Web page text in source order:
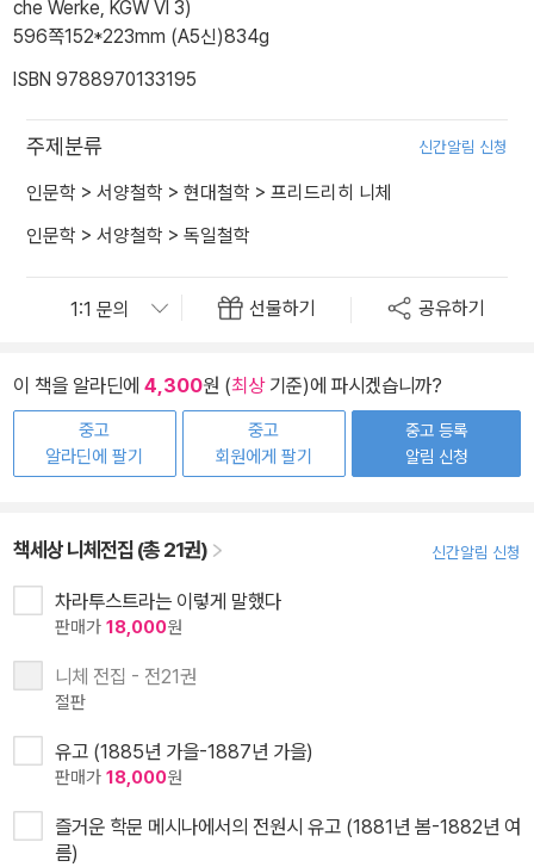
che Werke, KGW VI 3)
596쪽152*223mm (A5신)834g
ISBN 9788970133195
주제분류 신간알림 신청
인문학 > 서양철학 > 현대철학 > 프리드리히 니체
인문학 > 서양철학 > 독일철학
선물하기 공유하기
이 책을 알라딘에 4,300원 (최상기준)에 파시겠습니까?
중고
알라딘에 팔기
중고
회원에게 팔기
중고 등록
알림 신청
책세상 니체전집 (총 21권) 신간알림 신청
차라투스트라는 이렇게 말했다
판매가 18,000원
니체 전집 - 전21권
절판
유고 (1885년 가을-1887년 가을)
판매가 18,000원
즐거운 학문 메시나에서의 전원시 유고 (1881년 봄-1882년 여
름)